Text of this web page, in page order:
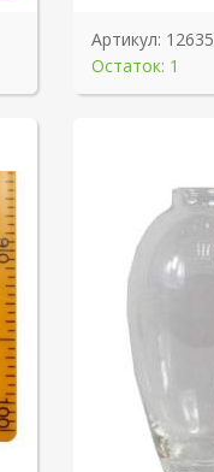
Артикул: 12635
Остаток: 1